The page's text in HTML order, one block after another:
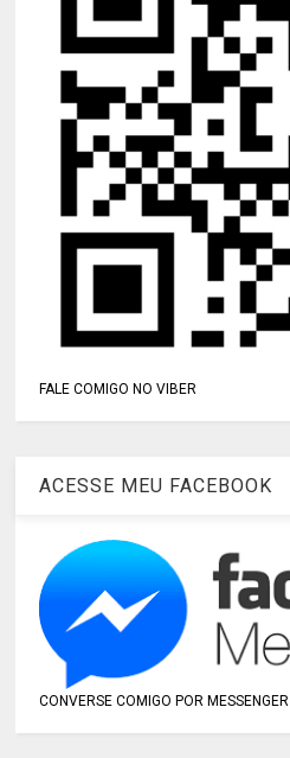
FALE COMIGO NO VIBER
ACESSE MEU FACEBOOK
CONVERSE COMIGO POR MESSENGER